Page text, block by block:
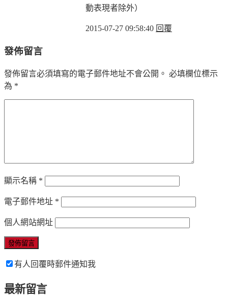
動表現者除外）
2015-07-27 09:58:40 回覆
發佈留言
發佈留言必須填寫的電子郵件地址不會公開。 必填欄位標示
為 *
顯示名稱 *
電子郵件地址 *
個人網站網址
有人回覆時郵件通知我
最新留言